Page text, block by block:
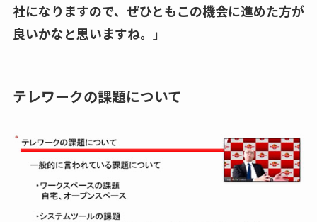
社になりますので、ぜひともこの機会に進めた方が
良いかなと思いますね。」
テレワークの課題について